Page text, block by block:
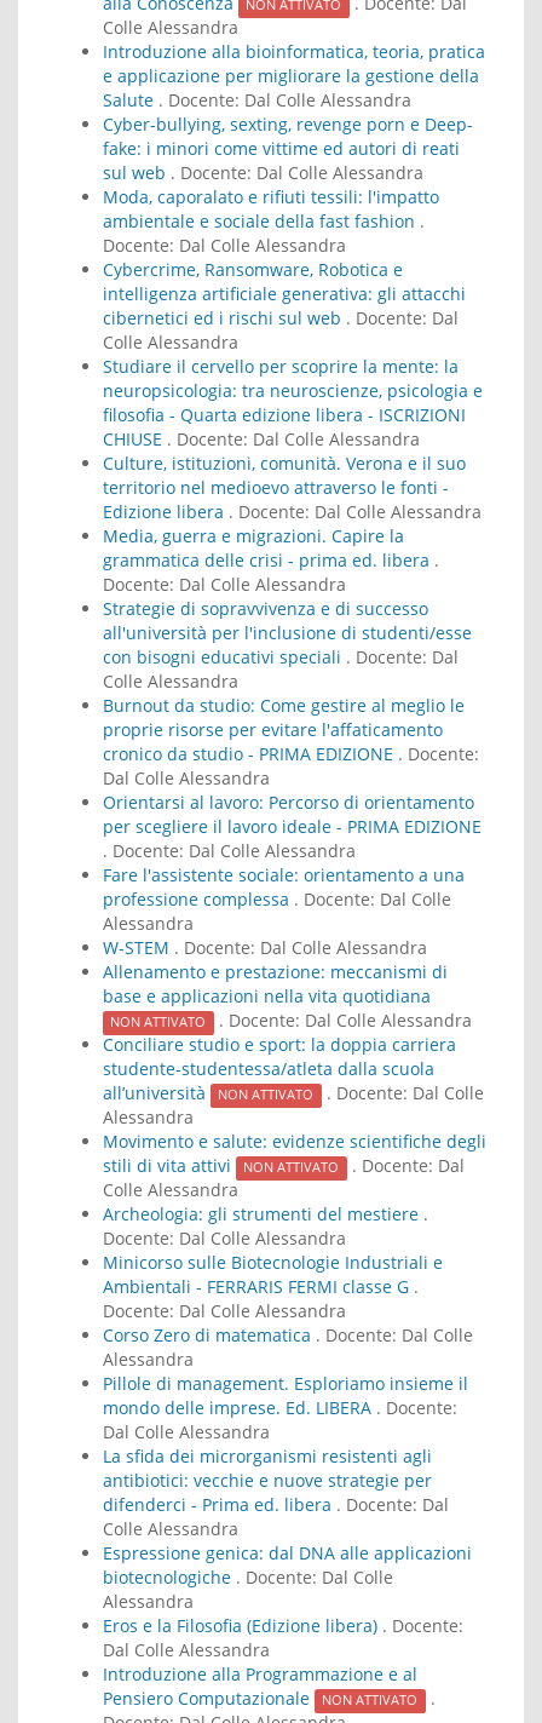
NON ATTIVATO
Colle Alessandra
Introduzione alla bioinformatica, teoria, pratica
e applicazione per migliorare la gestione della
Salute . Docente: Dal Colle Alessandra
Cyber-bullying, sexting, revenge porn e Deep-
fake: i minori come vittime ed autori di reati
sul web . Docente: Dal Colle Alessandra
Moda, caporalato e rifiuti tessili: l'impatto
ambientale e sociale della fast fashion .
Docente: Dal Colle Alessandra
Cybercrime, Ransomware, Robotica e
intelligenza artificiale generativa: gli attacchi
cibernetici ed i rischi sul web . Docente: Dal
Colle Alessandra
Studiare il cervello per scoprire la mente: la
neuropsicologia: tra neuroscienze, psicologia e
filosofia - Quarta edizione libera - ISCRIZIONI
CHIUSE . Docente: Dal Colle Alessandra
Culture, istituzioni, comunità. Verona e il suo
territorio nel medioevo attraverso le fonti -
Edizione libera . Docente: Dal Colle Alessandra
Media, guerra e migrazioni. Capire la
grammatica delle crisi - prima ed. libera .
Docente: Dal Colle Alessandra
Strategie di sopravvivenza e di successo
all'università per l'inclusione di studenti/esse
con bisogni educativi speciali . Docente: Dal
Colle Alessandra
Burnout da studio: Come gestire al meglio le
proprie risorse per evitare l'affaticamento
cronico da studio - PRIMA EDIZIONE . Docente:
Dal Colle Alessandra
Orientarsi al lavoro: Percorso di orientamento
per scegliere il lavoro ideale - PRIMA EDIZIONE
. Docente: Dal Colle Alessandra
Fare l'assistente sociale: orientamento a una
professione complessa . Docente: Dal Colle
Alessandra
W-STEM . Docente: Dal Colle Alessandra
Allenamento e prestazione: meccanismi di
base e applicazioni nella vita quotidiana
NON ATTIVATO . Docente: Dal Colle Alessandra
Conciliare studio e sport: la doppia carriera
studente-studentessa/atleta dalla scuola
all’università
NON ATTIVATO . Docente: Dal Colle
Alessandra
Movimento e salute: evidenze scientifiche degli
stili di vita attivi
NON ATTIVATO . Docente: Dal
Colle Alessandra
Archeologia: gli strumenti del mestiere .
Docente: Dal Colle Alessandra
Minicorso sulle Biotecnologie Industriali e
Ambientali - FERRARIS FERMI classe G .
Docente: Dal Colle Alessandra
Corso Zero di matematica . Docente: Dal Colle
Alessandra
Pillole di management. Esploriamo insieme il
mondo delle imprese. Ed. LIBERA . Docente:
Dal Colle Alessandra
La sfida dei microrganismi resistenti agli
antibiotici: vecchie e nuove strategie per
difenderci - Prima ed. libera . Docente: Dal
Colle Alessandra
Espressione genica: dal DNA alle applicazioni
biotecnologiche . Docente: Dal Colle
Alessandra
Eros e la Filosofia (Edizione libera) . Docente:
Dal Colle Alessandra
Introduzione alla Programmazione e al
Pensiero Computazionale
NON ATTIVATO
.